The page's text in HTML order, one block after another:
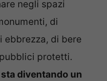
negli spazi
di
ebbrezza, di bere
protetti.
diventando un